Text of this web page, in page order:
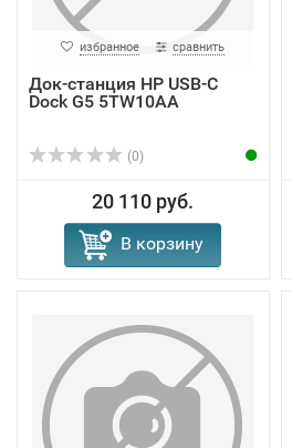
избранное сравнить
Док-станция HP USB-C
Dock G5 5TW10AA
(0)
20 110 руб.
В корзину